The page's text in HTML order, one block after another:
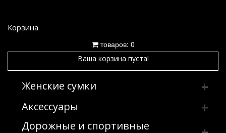
Корзина
товаров: 0
Ваша корзина пуста!
Женские сумки
Клатчи
Клатчи из искусственных и
Сумка женская производство Россия
Аксессуары
Брелки
Дорожные и спортивные